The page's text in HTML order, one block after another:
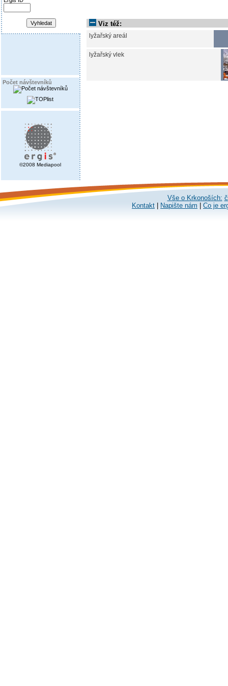
Počet návštevníků
©2008 Mediapool
Viz též:
lyžařský areál
lyžařský vlek
Vše o Krkonoších:
Kontakt
Napište nám Co je